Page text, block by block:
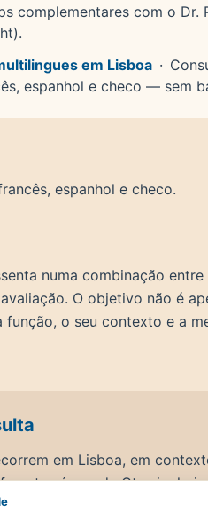
complementares com o
em Lisboa ·
espanhol e checo — sem
espanhol e checo.
numa combinação
O objetivo não é
função, o seu contexto e a
em Lisboa, em
áreas da